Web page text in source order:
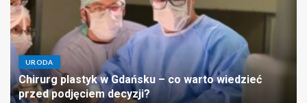
URODA
Chirurg plastyk w Gdańsku – co warto wiedzieć
przed podjęciem decyzji?